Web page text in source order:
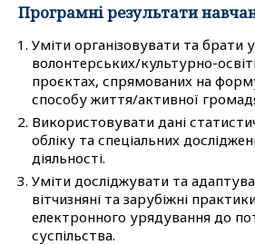
Програмні результати
Уміти організовувати та брати
волонтерських/культурно-
проєктах, спрямованих на
способу життя/активної
Використовувати дані
обліку та спеціальних
діяльності.
Уміти досліджувати та
вітчизняні та зарубіжні
електронного урядування до
суспільства.